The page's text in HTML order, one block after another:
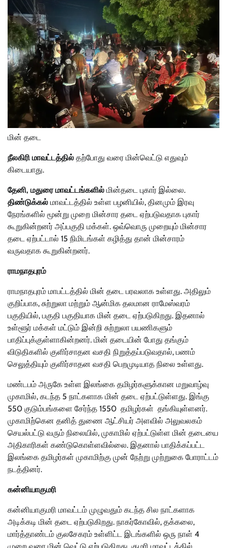
மின் தடை
நீலகிரி மாவட்டத்தில் தற்போது வரை மின்வெட்டு எதுவும்
கிடையாது.
தேனி, மதுரை மாவட்டங்களில் மின்தடை புகார் இல்லை.
திண்டுக்கல் மாவட்டத்தில் உள்ள பழனியில், தினமும் இரவு
நேரங்களில் மூன்று முறை மின்சார தடை ஏற்படுவதாக புகார்
கூறுகின்றனர் அப்பகுதி மக்கள். ஒவ்வொரு முறையும் மின்சார
தடை ஏற்பட்டால் 15 நிமிடங்கள் கழித்து தான் மின்சாரம்
வருவதாக கூறுகின்றனர்.
ராமநாதபுரம்
ராமநாதபுரம் மாபட்டத்தில் மின் தடை பரவலாக உள்ளது. அதிலும்
குறிப்பாக, சுற்றுலா மற்றும் ஆன்மிக தலமான ராமேஸ்வரம்
பகுதியில், பகுதி பகுதியாக மின் தடை ஏற்படுகிறது. இதனால்
உள்ளூர் மக்கள் மட்டும் இன்றி சுற்றுலா பயணிகளும்
பாதிப்புக்குள்ளாகின்றனர். மின் தடையின் போது தங்கும்
விடுதிகளில் குளிர்சாதன வசதி நிறுத்தப்படுவதால், பணம்
செலுத்தியும் குளிர்சாதன வசதி பெறமுடியாத நிலை உள்ளது.
மண்டபம் அருகே உள்ள இலங்கை தமிழர்களுக்கான மறுவாழ்வு
முகாமில், கடந்த 5 நாட்களாக மின் தடை ஏற்பட்டுள்ளது. இங்கு
550 குடும்பங்களை சேர்ந்த 1550 தமிழர்கள் தங்கியுள்ளனர்.
முகாமிற்கென தனித் துணை ஆட்சியர் அளவில் அலுவலகம்
செயல்பட்டு வரும் நிலையில், முகாமில் ஏற்பட்டுள்ள மின் தடையை
அதிகாரிகள் கண்டுகொள்ளவில்லை. இதனால் பாதிக்கப்பட்ட
இலங்கை தமிழர்கள் முகாமிற்கு முன் நேற்று முற்றுகை போராட்டம்
நடத்தினர்.
கன்னியாகுமரி
கன்னியாகுமரி மாவட்டம் முழுவதும் கடந்த சில நாட்களாக
அடிக்கடி மின் தடை ஏற்படுகிறது. நாகர்கோவில், தக்கலை,
மார்த்தாண்டம் குலசேகரம் உள்ளிட்ட இடங்களில் ஒரு நாள் 4